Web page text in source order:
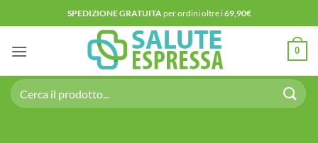
ai
contenuti
SPEDIZIONE GRATUITAper ordini oltre i69,90€
0
Cerca: